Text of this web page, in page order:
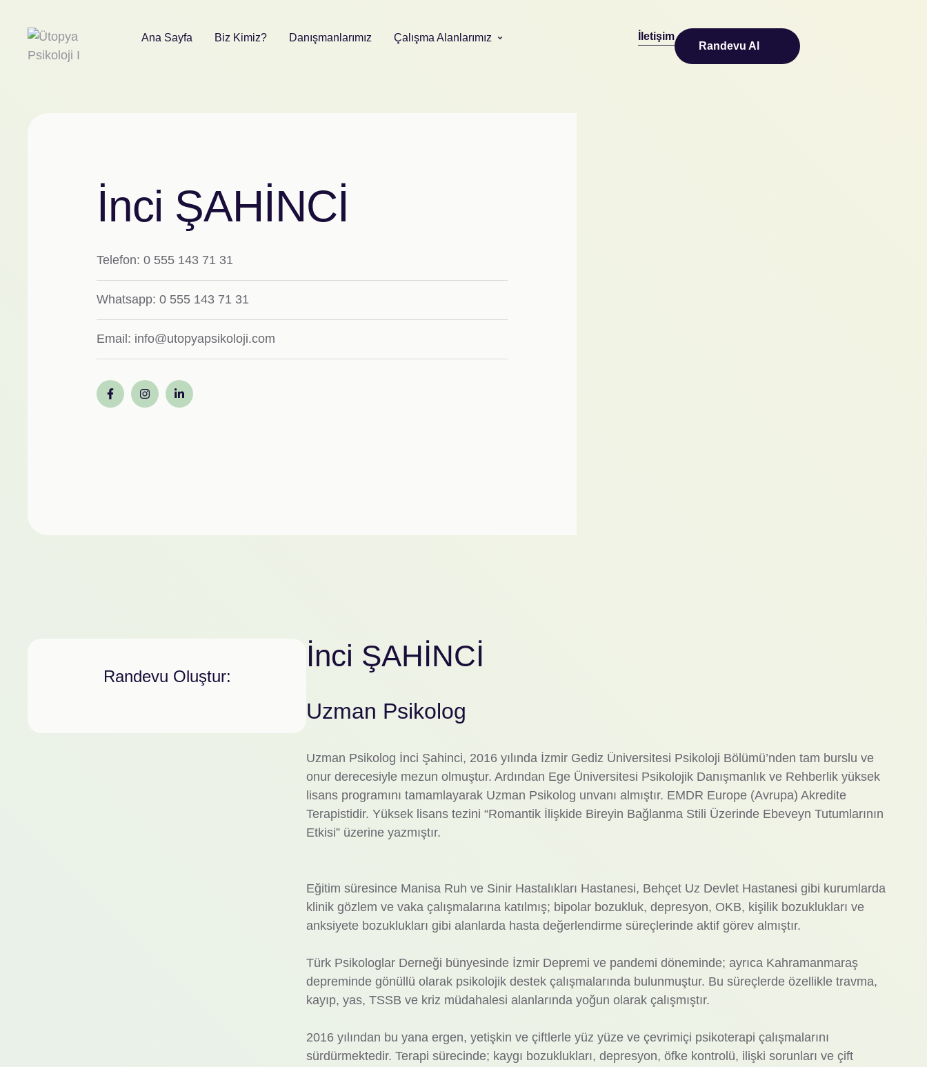
Ana Sayfa Biz Kimiz? Danışmanlarımız Çalışma Alanlarımız
İletişim
Randevu Al
İnci ŞAHİNCİ
Telefon: 0 555 143 71 31
Whatsapp: 0 555 143 71 31
Email: info@utopyapsikoloji.com
Randevu Oluştur:
İnci ŞAHİNCİ
Uzman Psikolog
Uzman Psikolog İnci Şahinci, 2016 yılında İzmir Gediz Üniversitesi Psikoloji Bölümü’nden tam burslu ve
onur derecesiyle mezun olmuştur. Ardından Ege Üniversitesi Psikolojik Danışmanlık ve Rehberlik yüksek
lisans programını tamamlayarak Uzman Psikolog unvanı almıştır. EMDR Europe (Avrupa) Akredite
Terapistidir. Yüksek lisans tezini “Romantik İlişkide Bireyin Bağlanma Stili Üzerinde Ebeveyn Tutumlarının
Etkisi” üzerine yazmıştır.
Eğitim süresince Manisa Ruh ve Sinir Hastalıkları Hastanesi, Behçet Uz Devlet Hastanesi gibi kurumlarda
klinik gözlem ve vaka çalışmalarına katılmış; bipolar bozukluk, depresyon, OKB, kişilik bozuklukları ve
anksiyete bozuklukları gibi alanlarda hasta değerlendirme süreçlerinde aktif görev almıştır.
Türk Psikologlar Derneği bünyesinde İzmir Depremi ve pandemi döneminde; ayrıca Kahramanmaraş
depreminde gönüllü olarak psikolojik destek çalışmalarında bulunmuştur. Bu süreçlerde özellikle travma,
kayıp, yas, TSSB ve kriz müdahalesi alanlarında yoğun olarak çalışmıştır.
2016 yılından bu yana ergen, yetişkin ve çiftlerle yüz yüze ve çevrimiçi psikoterapi çalışmalarını
sürdürmektedir. Terapi sürecinde; kaygı bozuklukları, depresyon, öfke kontrolü, ilişki sorunları ve çift